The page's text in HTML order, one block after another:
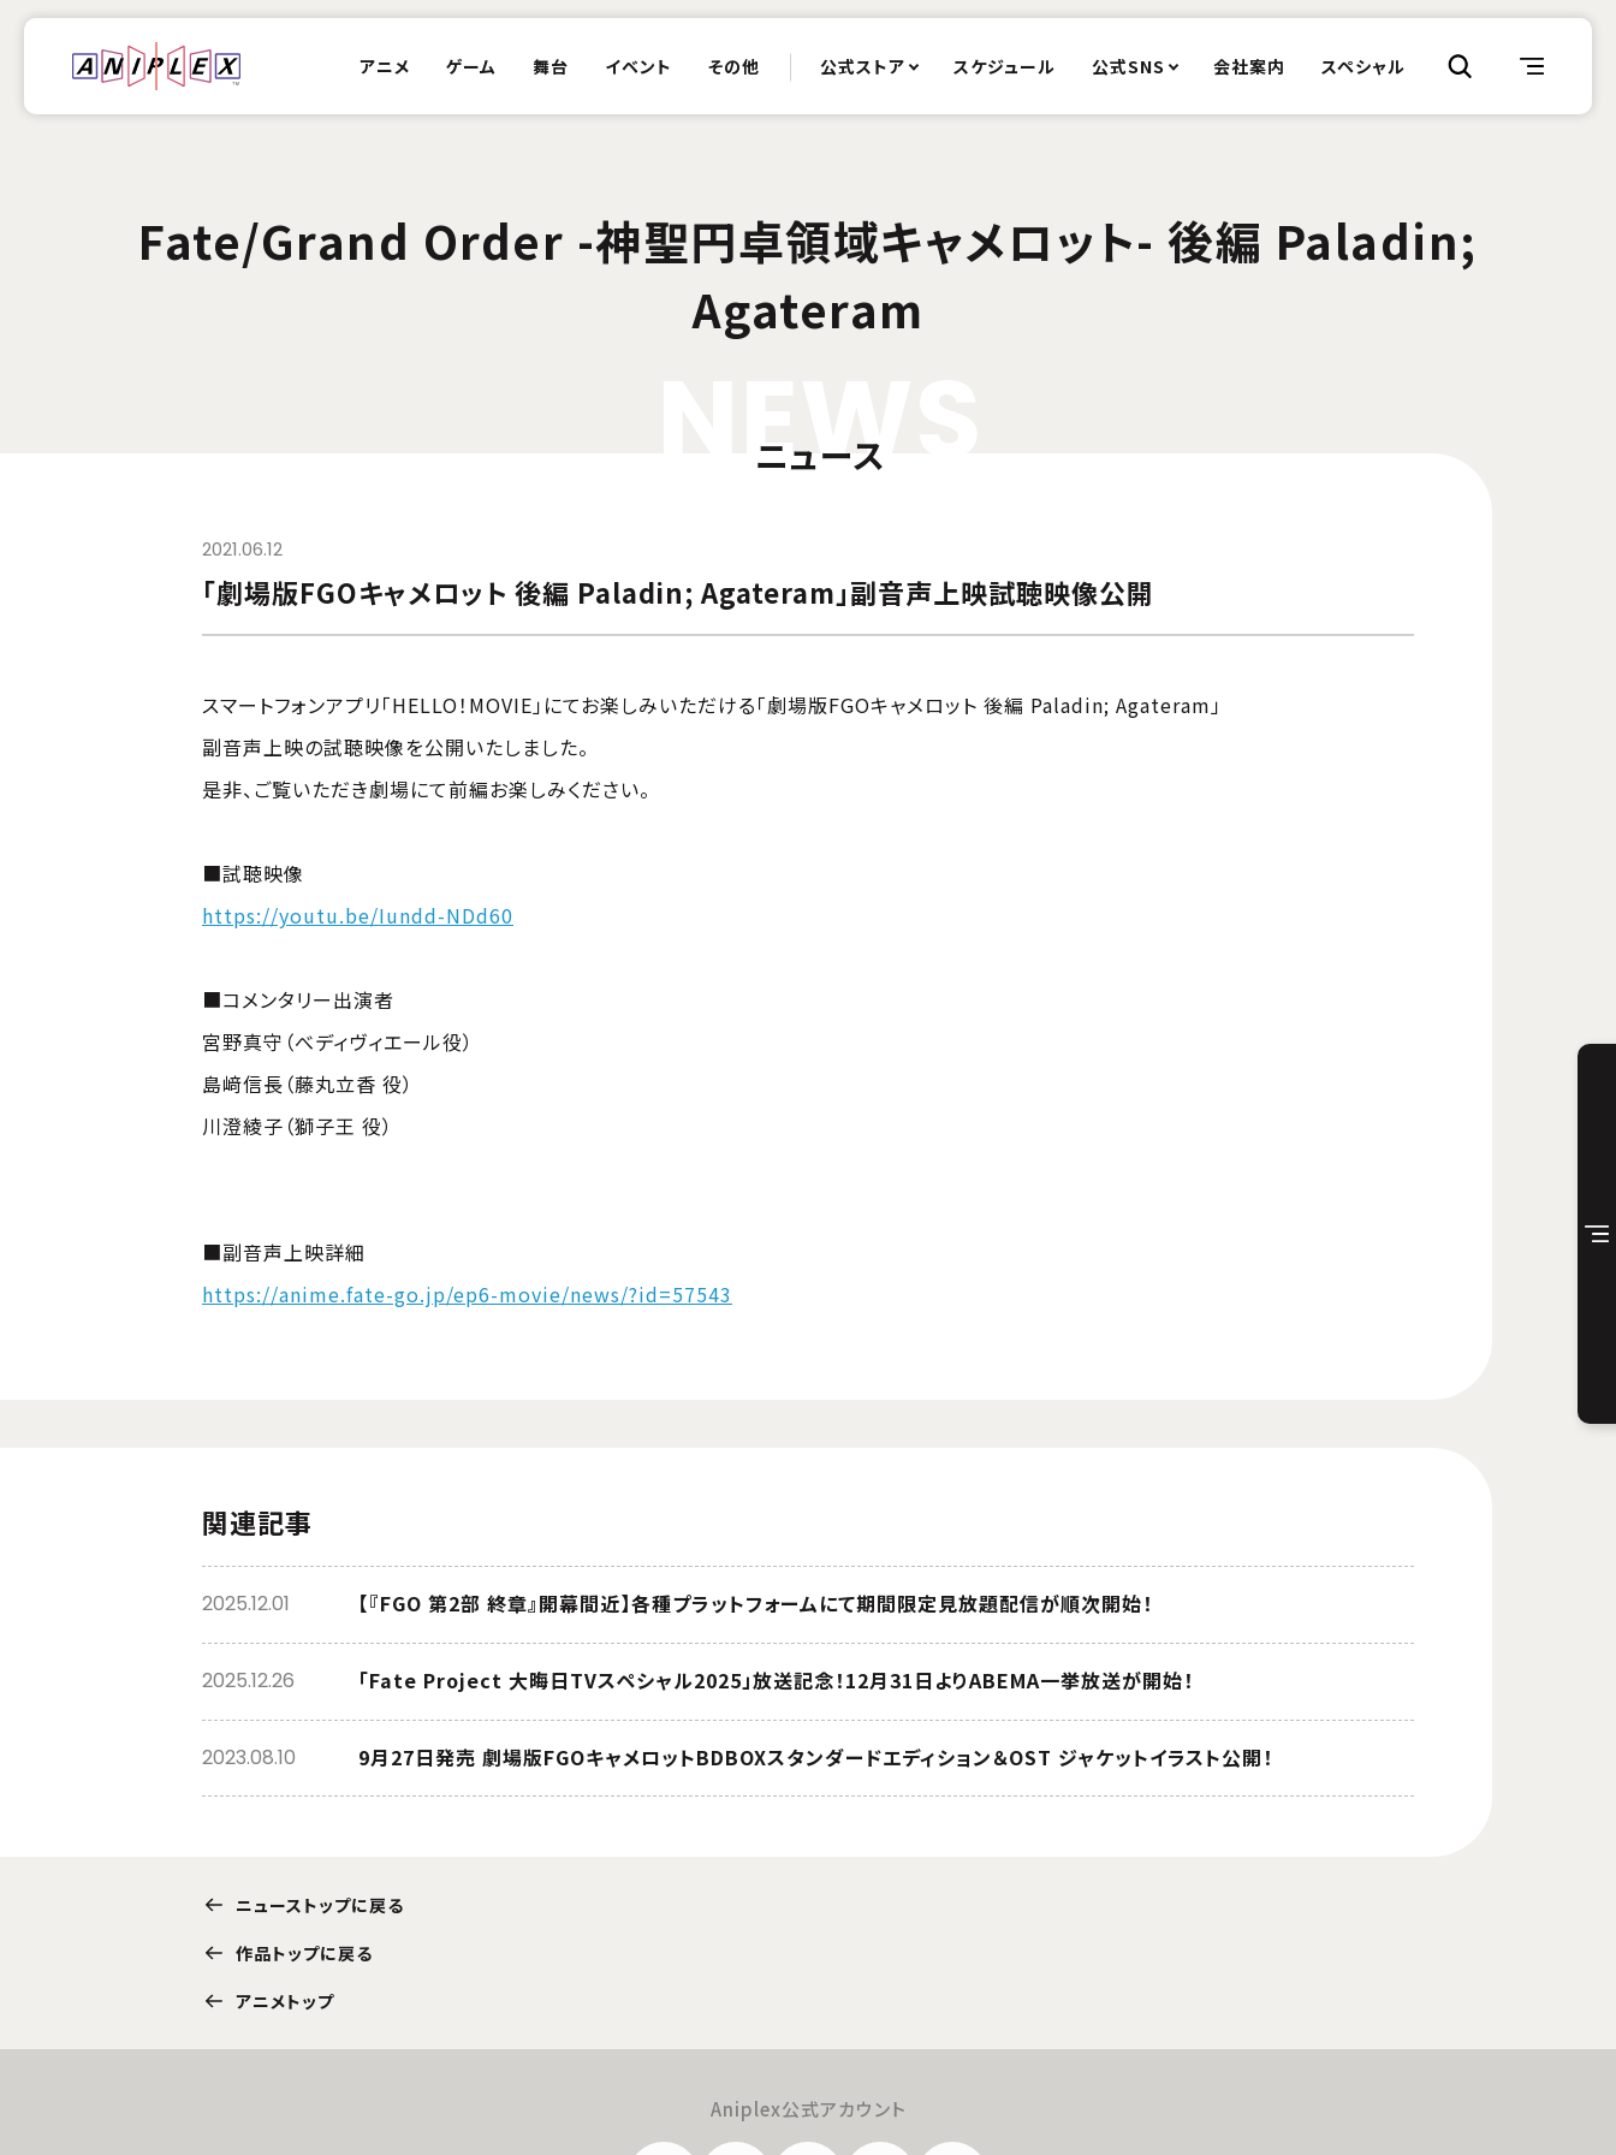
アニメ ゲーム 舞台 イベント その他 公式ストア スケジュール 公式SNS 会社案内 スペシャル
Fate/Grand Order -神聖円卓領域キャメロット- 後編 Paladin;
Agateram
EW
ニュース
2021.06.12
「劇場版FGOキャメロット 後編 Paladin; Agateram」副音声上映試聴映像公開
スマートフォンアプリ「HELLO！MOVIE」にてお楽しみいただける「劇場版FGOキャメロット 後編 Paladin; Agateram」
副音声上映の試聴映像を公開いたしました。
是非、ご覧いただき劇場にて前編お楽しみください。
■試聴映像
https://youtu.be/Iundd-NDd60
■コメンタリー出演者
宮野真守（べディヴィエール役）
島﨑信長（藤丸立香 役）
川澄綾子（獅子王 役）
■副音声上映詳細
https://anime.fate-go.jp/ep6-movie/news/?id=57543
関連記事
【『FGO 第2部 終章』開幕間近】各種プラットフォームにて期間限定見放題配信が順次開始！
2025.12.01
「Fate Project 大晦日TVスペシャル2025」放送記念！12月31日よりABEMA一挙放送が開始！
2025.12.26
9月27日発売 劇場版FGOキャメロットBDBOXスタンダードエディション＆OST ジャケットイラスト公開！
2023.08.10
ニューストップに戻る
作品トップに戻る
アニメトップ
Aniplex公式アカウント